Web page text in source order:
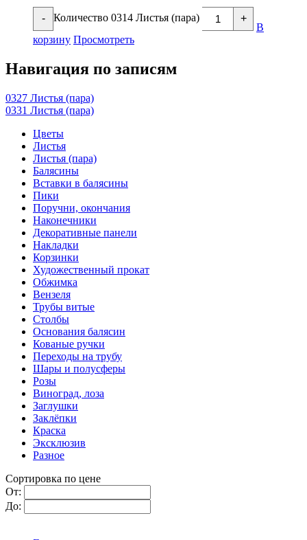
- Количество 0314 Листья (пара) +
В
корзину Просмотреть
Навигация по записям
0327 Листья (пара)
0331 Листья (пара)
Цветы
Листья
Листья (пара)
Балясины
Вставки в балясины
Пики
Поручни, окончания
Наконечники
Декоративные панели
Накладки
Корзинки
Художественный прокат
Обжимка
Вензеля
Трубы витые
Столбы
Основания балясин
Кованые ручки
Переходы на трубу
Шары и полусферы
Розы
Виноград, лоза
Заглушки
Заклёпки
Краска
Эксклюзив
Разное
Сортировка по цене
От:
До: